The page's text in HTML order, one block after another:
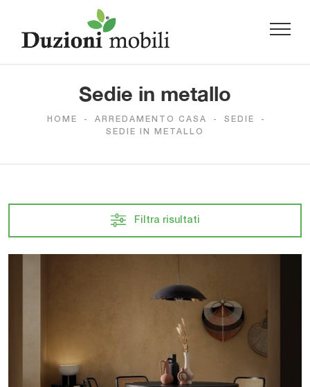
Sedie in metallo
HOME - ARREDAMENTO CASA - SEDIE
-
SEDIE IN METALLO
Filtra risultati